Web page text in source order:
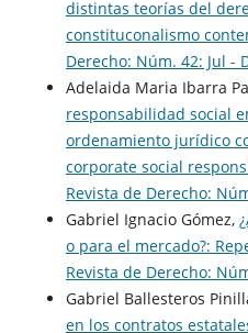
distintas teorías del
constituconalismo
Derecho: Núm. 42: Jul -
Adelaida Maria Ibarra
responsabilidad social
ordenamiento jurídico
corporate social
Revista de Derecho:
Gabriel Ignacio Gómez,
o para el mercado?:
Revista de Derecho:
Gabriel Ballesteros
en los contratos